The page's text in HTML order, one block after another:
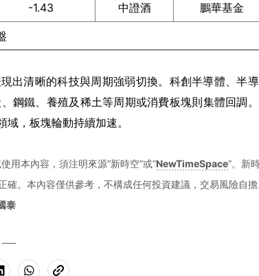
-1.43 中證酒 鵬華基金
出清晰的科技與周期強弱切換。科創半導體、半
鋼鐵、養殖及稀土等周期或消費板塊則集體回調
，板塊輪動持續加速。
用本內容，須注明來源“新時空”或“NewTimeSpace”。新
。本內容僅供參考，不構成任何投資建議，交易風險自擔
泰